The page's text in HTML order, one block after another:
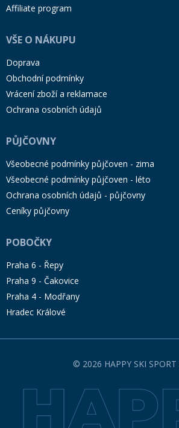
Affiliate program
VŠE O NÁKUPU
Doprava
Obchodní podmínky
Vrácení zboží a reklamace
Ochrana osobních údajů
PŮJČOVNY
Všeobecné podmínky půjčoven - zima
Všeobecné podmínky půjčoven - léto
Ochrana osobních údajů - půjčovny
Ceníky půjčovny
POBOČKY
Praha 6 - Řepy
Praha 9 - Čakovice
Praha 4 - Modřany
Hradec Králové
© 2026 HAPPY SKI SPORT